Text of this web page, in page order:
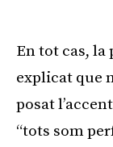
En tot cas, la
explicat que
posat
“tots som